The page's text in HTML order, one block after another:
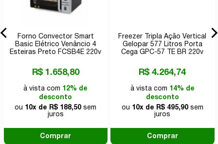
Forno Convector Smart
Basic Elétrico Venâncio 4
Esteiras Preto FCSB4E 220v
R$ 1.658,80
à vista com 12% de
desconto
ou 10x de R$ 188,50 sem
juros
Comprar
Freezer Tripla Ação Vertical
Gelopar 577 Litros Porta
Cega GPC-57 TE BR 220v
R$ 4.264,74
à vista com 14% de
desconto
ou 10x de R$ 495,90sem
juros
Comprar